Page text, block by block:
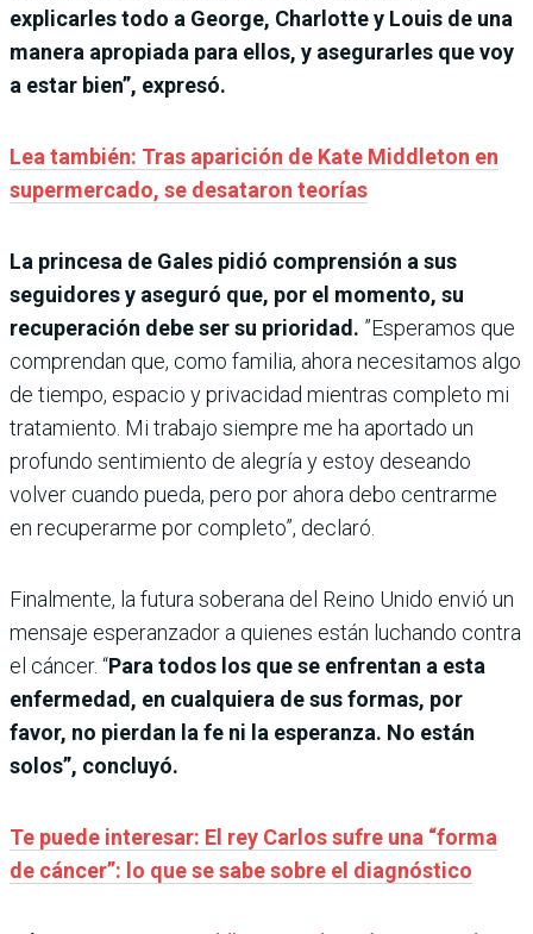
explicarles todo a George, Charlotte y Louis de una
manera apropiada para ellos, y asegurarles que voy
a estar bien”, expresó.
Lea también: Tras aparición de Kate Middleton en
supermercado, se desataron teorías
La princesa de Gales pidió comprensión a sus
seguidores y aseguró que, por el momento, su
recuperación debe ser su prioridad. ”Esperamos que
comprendan que, como familia, ahora necesitamos algo
de tiempo, espacio y privacidad mientras completo mi
tratamiento. Mi trabajo siempre me ha aportado un
profundo sentimiento de alegría y estoy deseando
volver cuando pueda, pero por ahora debo centrarme
en recuperarme por completo”, declaró.
Finalmente, la futura soberana del Reino Unido envió un
mensaje esperanzador a quienes están luchando contra
el cáncer. “Para todos los que se enfrentan a esta
enfermedad, en cualquiera de sus formas, por
favor, no pierdan la fe ni la esperanza. No están
solos”, concluyó.
Te puede interesar: El rey Carlos sufre una “forma
de cáncer”: lo que se sabe sobre el diagnóstico